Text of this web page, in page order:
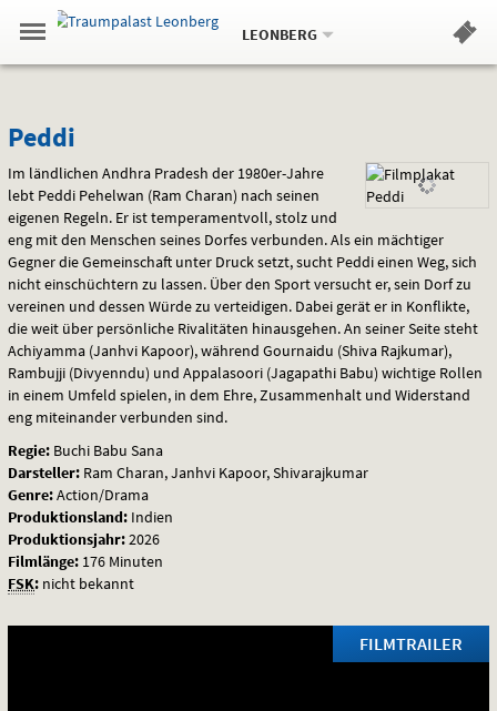
Springe
zum
,zum
.
Navigation
Gehe
zur
Standortauswahl
Standort:
LEONBERG.
Hinweis
Peddi
Peddi
Im ländlichen Andhra Pradesh der 1980er-Jahre
lebt Peddi Pehelwan (Ram Charan) nach seinen
eigenen Regeln. Er ist temperamentvoll, stolz und
eng mit den Menschen seines Dorfes verbunden. Als ein mächtiger
Gegner die Gemeinschaft unter Druck setzt, sucht Peddi einen Weg, sich
nicht einschüchtern zu lassen. Über den Sport versucht er, sein Dorf zu
vereinen und dessen Würde zu verteidigen. Dabei gerät er in Konflikte,
die weit über persönliche Rivalitäten hinausgehen. An seiner Seite steht
Achiyamma (Janhvi Kapoor), während Gournaidu (Shiva Rajkumar),
Rambujji (Divyenndu) und Appalasoori (Jagapathi Babu) wichtige Rollen
in einem Umfeld spielen, in dem Ehre, Zusammenhalt und Widerstand
eng miteinander verbunden sind.
Regie: Buchi Babu Sana
Darsteller: Ram Charan, Janhvi Kapoor, Shivarajkumar
Genre:Action/Drama
Produktionsland: Indien
Produktionsjahr:2026
Filmlänge: 176 Minuten
FSK: nicht bekannt
FILMTRAILER